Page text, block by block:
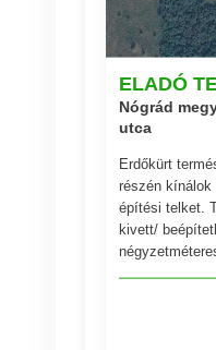
ELADÓ
Nógrád
utca
Erdőkürt
részén kínálok
építési telket.
kivett/